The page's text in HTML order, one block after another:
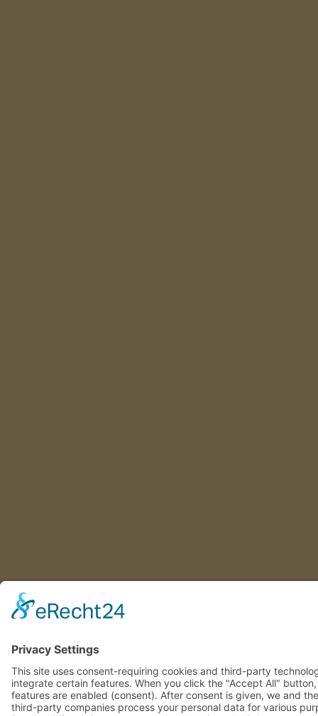
This site uses consent-requiring cookies and third-party